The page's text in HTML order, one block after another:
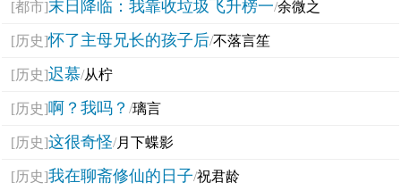
[都市]末日降临：我靠收垃圾飞升榜一/余微之
[历史]怀了主母兄长的孩子后/不落言笙
[历史]迟慕/从柠
[历史]啊？我吗？/璃言
[历史]这很奇怪/月下蝶影
[历史]我在聊斋修仙的日子/祝君龄